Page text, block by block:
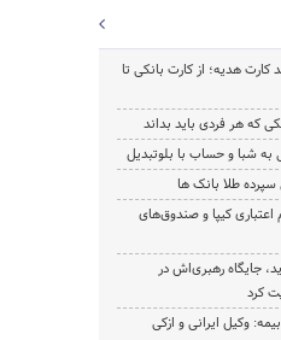
هدیه؛ از کارت بانکی تا
که هر فردی باید بداند
به شبا و حساب با بلوتبدیل
طلا بانک ها
کیپا و صندوق‌های
خرید، جایگاه رهبری‌اش در
کرد
وکیل ایرانی و ازکی